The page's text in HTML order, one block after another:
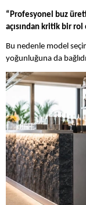
“Profesyonel buz
açısından kritik bir rol
Bu nedenle model
yoğunluğuna da